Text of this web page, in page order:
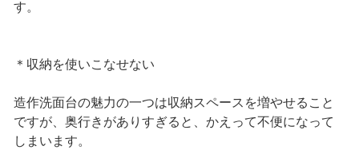
す。
＊収納を使いこなせない
造作洗面台の魅力の一つは収納スペースを増やせること
ですが、奥行きがありすぎると、かえって不便になって
しまいます。